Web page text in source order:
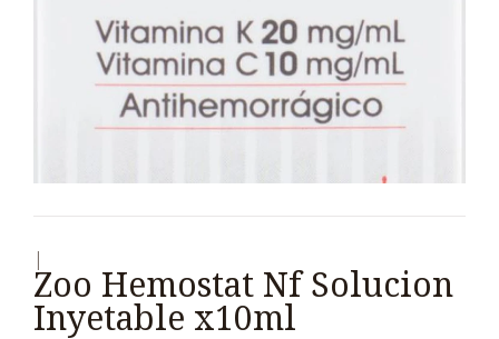
Zoo Hemostat Nf Solucion
Inyetable x10ml